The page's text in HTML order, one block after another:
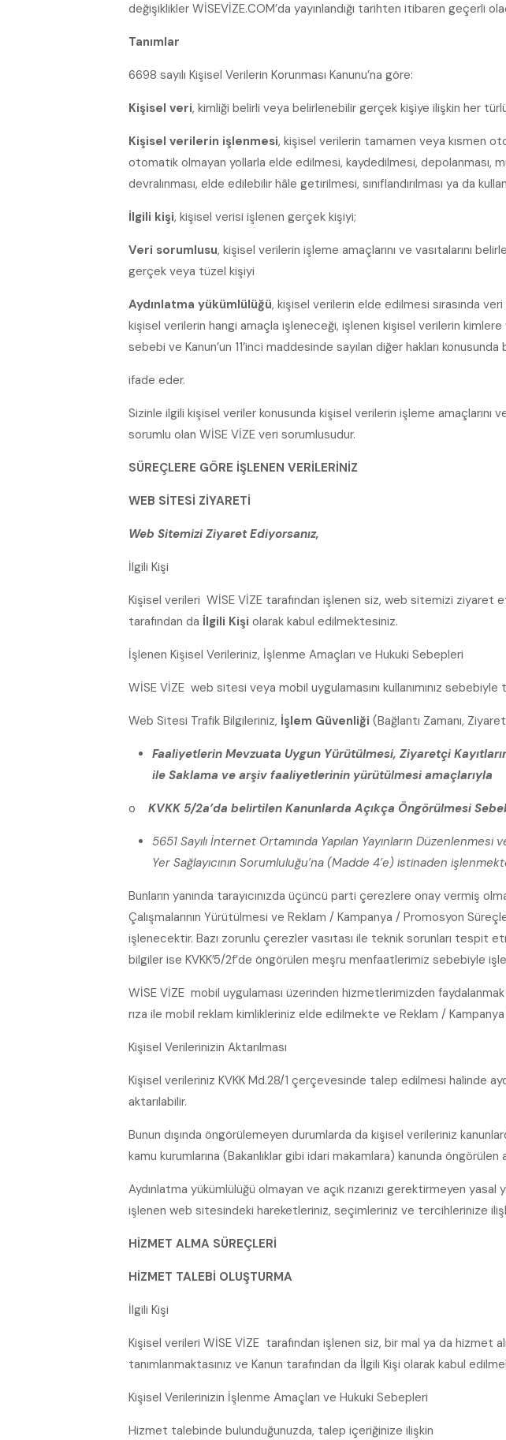
değişiklikler WİSEVİZE.COM’da yayınlandığı tarihten itibaren geçerli
Tanımlar
6698 sayılı Kişisel Verilerin Korunması Kanunu’na göre:
Kişisel veri, kimliği belirli veya belirlenebilir gerçek kişiye ilişkin her
Kişisel verilerin işlenmesi, kişisel verilerin tamamen veya kısmen
otomatik olmayan yollarla elde edilmesi, kaydedilmesi, depolanması,
devralınması, elde edilebilir hâle getirilmesi, sınıflandırılması ya da
İlgili kişi, kişisel verisi işlenen gerçek kişiyi;
Veri sorumlusu, kişisel verilerin işleme amaçlarını ve vasıtalarını
gerçek veya tüzel kişiyi
Aydınlatma yükümlülüğü, kişisel verilerin elde edilmesi sırasında
kişisel verilerin hangi amaçla işleneceği, işlenen kişisel verilerin
sebebi ve Kanun’un 11’inci maddesinde sayılan diğer hakları
ifade eder.
Sizinle ilgili kişisel veriler konusunda kişisel verilerin işleme amaçlarını
sorumlu olan WİSE VİZE veri sorumlusudur.
SÜREÇLERE GÖRE İŞLENEN VERİLERİNİZ
WEB SİTESİ ZİYARETİ
Web Sitemizi Ziyaret Ediyorsanız,
İlgili Kişi
Kişisel verileri WİSE VİZE tarafından işlenen siz, web sitemizi ziyaret
tarafından da İlgili Kişi olarak kabul edilmektesiniz.
İşlenen Kişisel Verileriniz, İşlenme Amaçları ve Hukuki Sebepleri
WİSE VİZE web sitesi veya mobil uygulamasını kullanımınız
Web Sitesi Trafik Bilgileriniz, İşlem Güvenliği (Bağlantı Zamanı,
Faaliyetlerin Mevzuata Uygun Yürütülmesi, Ziyaretçi
ile Saklama ve arşiv faaliyetlerinin yürütülmesi amaçlarıyla
o KVKK 5/2a’da belirtilen Kanunlarda Açıkça Öngörülmesi
5651 Sayılı İnternet Ortamında Yapılan Yayınların
Yer Sağlayıcının Sorumluluğu’na (Madde 4’e) istinaden
Bunların yanında tarayıcınızda üçüncü parti çerezlere onay vermiş
Çalışmalarının Yürütülmesi ve Reklam / Kampanya / Promosyon
işlenecektir. Bazı zorunlu çerezler vasıtası ile teknik sorunları
bilgiler ise KVKK’5/2f’de öngörülen meşru menfaatlerimiz sebebiyle
WİSE VİZE mobil uygulaması üzerinden hizmetlerimizden
rıza ile mobil reklam kimlikleriniz elde edilmekte ve Reklam /
Kişisel Verilerinizin Aktarılması
Kişisel verileriniz KVKK Md.28/1 çerçevesinde talep edilmesi halinde
aktarılabilir.
Bunun dışında öngörülemeyen durumlarda da kişisel verileriniz
kamu kurumlarına (Bakanlıklar gibi idari makamlara) kanunda öngörülen
Aydınlatma yükümlülüğü olmayan ve açık rızanızı gerektirmeyen
işlenen web sitesindeki hareketleriniz, seçimleriniz ve tercihlerinize
HİZMET ALMA SÜREÇLERİ
HİZMET TALEBİ OLUŞTURMA
İlgili Kişi
Kişisel verileri WİSE VİZE tarafından işlenen siz, bir mal ya da hizmet
tanımlanmaktasınız ve Kanun tarafından da İlgili Kişi olarak kabul
Kişisel Verilerinizin İşlenme Amaçları ve Hukuki Sebepleri
Hizmet talebinde bulunduğunuzda, talep içeriğinize ilişkin